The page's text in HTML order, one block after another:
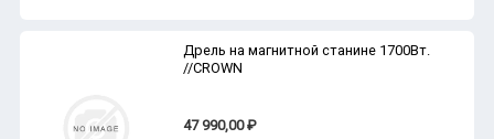
Дрель на магнитной станине 1700Вт.
//CROWN
47 990,00 ₽